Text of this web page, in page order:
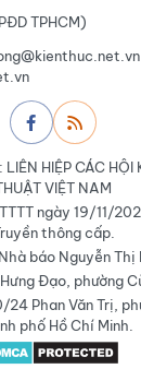
TPHCM)
HIỆP CÁC HỘI
VIỆT NAM
ngày 19/11/
thông cấp.
báo Nguyễn Thị
Đạo, phường
Phan Văn Trị,
phố Hồ Chí Minh.